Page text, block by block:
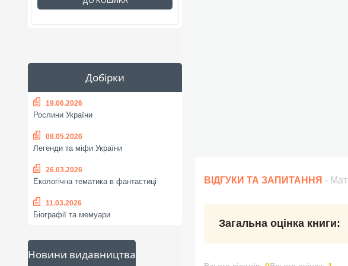
Добірки
19.06.2026
Рослини України
08.05.2026
Легенди та міфи України
26.03.2026
Екологічна тематика в фантастиці
11.03.2026
Біографії та мемуари
Новини видавництва
ВІДГУКИ ТА ЗАПИТАННЯ -
Загальна оцінка книги: